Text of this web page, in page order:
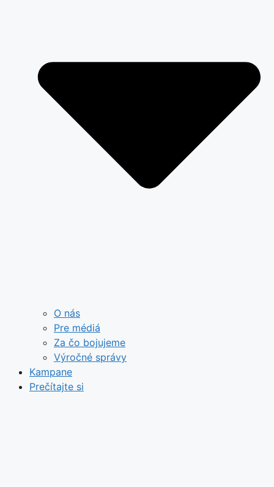
O nás
Pre médiá
Za čo bojujeme
Výročné správy
Kampane
Prečítajte si